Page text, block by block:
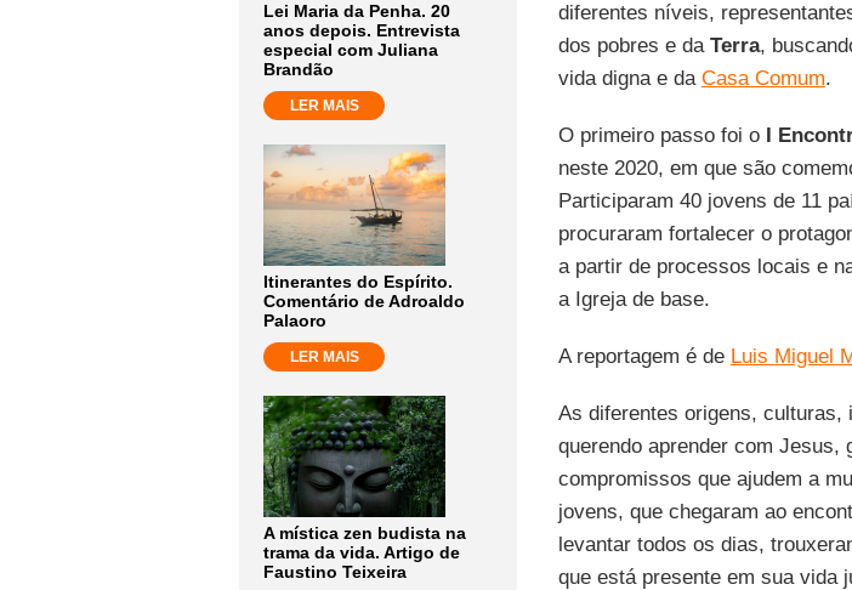
Lei Maria da Penha. 20
anos depois. Entrevista
especial com Juliana
Brandão
LER MAIS
Itinerantes do Espírito.
Comentário de Adroaldo
Palaoro
LER MAIS
A mística zen budista na
trama da vida. Artigo de
Faustino Teixeira
diferentes níveis,
dos pobres e da Terra,
vida digna e da Casa Comum.
O primeiro passo foi o I
neste 2020, em que são
Participaram 40 jovens de 11
procuraram fortalecer o
a partir de processos locais e
a Igreja de base.
A reportagem é de Luis Miguel
As diferentes origens, culturas,
querendo aprender com
compromissos que ajudem a
jovens, que chegaram ao
levantar todos os dias,
que está presente em sua vida